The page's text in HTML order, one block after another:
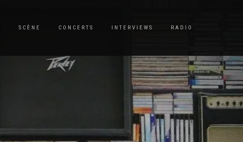
SCÈNE CONCERTS INTERVIEWS RADIO